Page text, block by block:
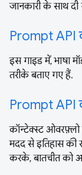
जानकारी के साथ
Prompt
इस गाइड में, भाषा
तरीके बताए गए हैं.
Prompt API
कॉन्टेक्स्ट ओवरफ़्लो
मदद से इतिहास
करके, बातचीत को